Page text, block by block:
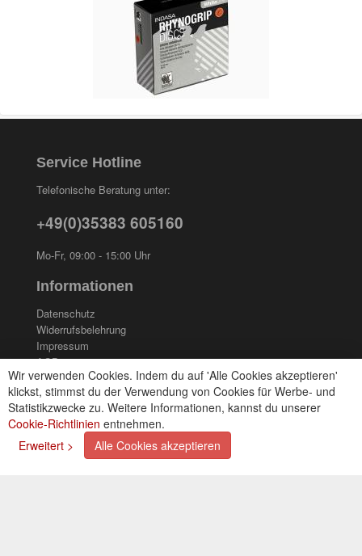
Wir verwenden Cookies. Indem du auf 'Alle Cookies akzeptieren'
klickst, stimmst du der Verwendung von Cookies für Werbe- und
Statistikzwecke zu. Weitere Informationen, kannst du unserer
Cookie-Richtlinien entnehmen.
Erweitert >
Alle Cookies akzeptieren
Service Hotline
Telefonische Beratung unter:
+49(0)35383 605160
Mo-Fr, 09:00 - 15:00 Uhr
Informationen
Datenschutz
Widerrufsbelehrung
Impressum
AGB
Kontakt
Cookies einstellungen
Zahlungsarten